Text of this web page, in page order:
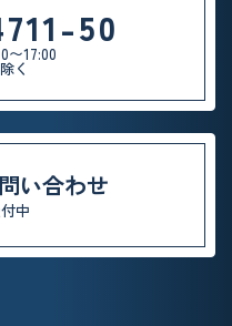
50
〜17:00
く
い合わせ
中